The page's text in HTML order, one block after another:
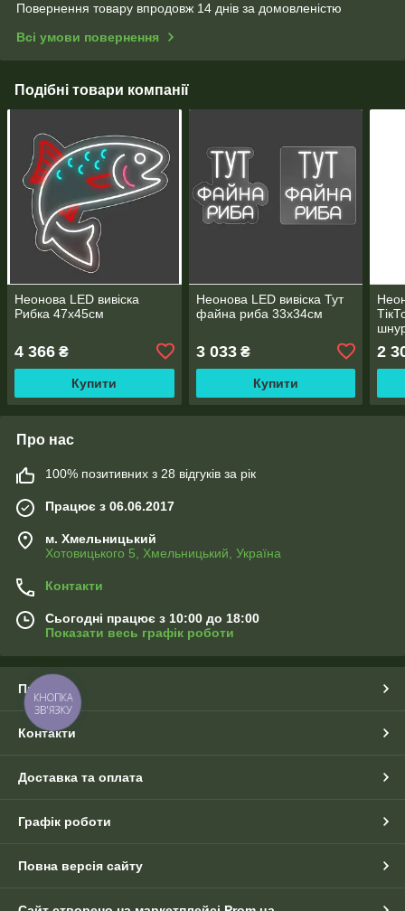
Повернення товару впродовж 14 днів за домовленістю
Всі умови повернення
Подібні товари компанії
Неонова LED вивіска
Рибка 47х45см
4 366 ₴
Купити
Неонова LED вивіска Тут
файна риба 33х34см
3 033₴
Купити
2
Про нас
100% позитивних з 28 відгуків за рік
Працює з 06.06.2017
м. Хмельницький
Хотовицького 5, Хмельницький, Україна
Контакти
Сьогодні працює з 10:00 до 18:00
Показати весь графік роботи
Про нас
Контакти
Доставка та оплата
Графік роботи
Повна версія сайту
КНОПКА
ЗВ'ЯЗКУ